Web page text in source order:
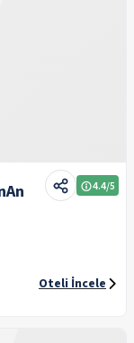
4.4/5
Oteli İncele